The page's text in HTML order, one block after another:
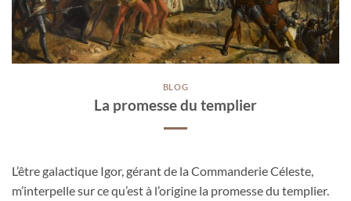
BLOG
La promesse du templier
L’être galactique Igor, gérant de la Commanderie Céleste,
m’interpelle sur ce qu’est à l’origine la promesse du templier.